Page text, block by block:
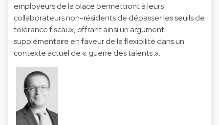
employeurs de la place permettront à leurs
collaborateurs non-résidents de dépasser les seuils de
tolérance fiscaux, offrant ainsi un argument
supplémentaire en faveur de la flexibilité dans un
contexte actuel de « guerre des talents ».